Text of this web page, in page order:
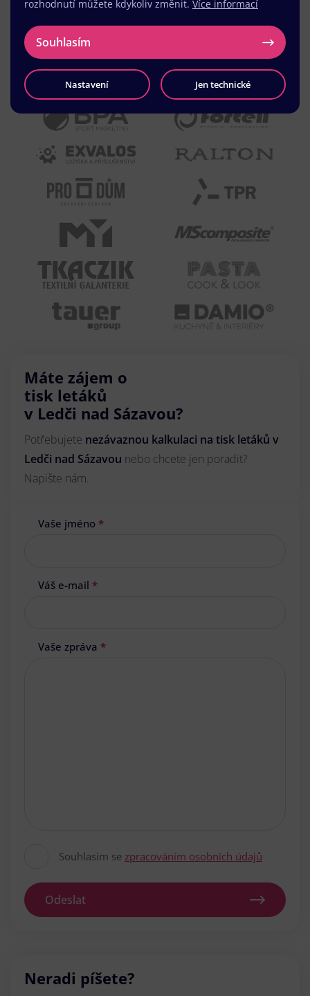
Máte zájem o
tisk letáků
v Ledči nad Sázavou?
Potřebujete nezávaznou kalkulaci na tisk letáků v
Ledči nad Sázavou nebo chcete jen poradit?
Napište nám.
Vaše jméno *
Váš e-mail *
Vaše zpráva *
Souhlasím se zpracováním osobních údajů
Odeslat
Neradi píšete?
rozhodnutí můžete kdykoliv změnit. Více informací
Souhlasím
Nastavení Jen technické